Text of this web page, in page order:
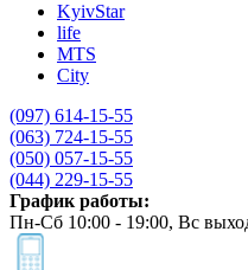
KyivStar
life
MTS
City
(097) 614-15-55
(063) 724-15-55
(050) 057-15-55
(044) 229-15-55
График работы:
Пн-Сб 10:00 - 19:00, Вс